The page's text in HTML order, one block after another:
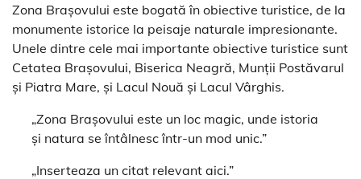
Zona Brașovului este bogată în obiective turistice, de la
monumente istorice la peisaje naturale impresionante.
Unele dintre cele mai importante obiective turistice sunt
Cetatea Brașovului, Biserica Neagră, Munții Postăvarul
și Piatra Mare, și Lacul Nouă și Lacul Vârghis.
„Zona Brașovului este un loc magic, unde istoria
și natura se întâlnesc într-un mod unic.”
„Inserteaza un citat relevant aici.”